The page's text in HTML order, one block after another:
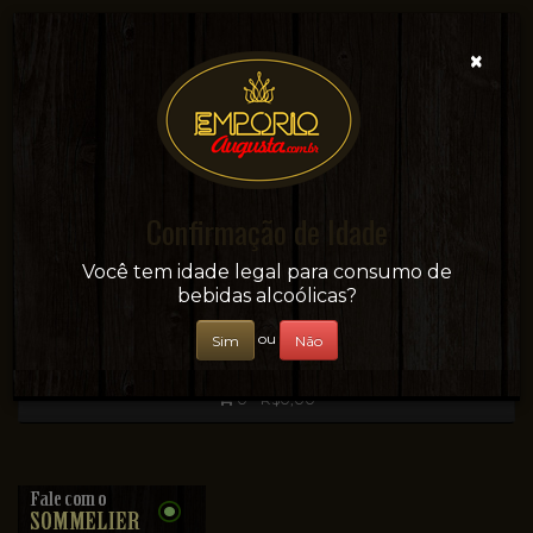
Sua conveniência e adega on-line!
0 - R$0,00
×
Confirmação de Idade
Você tem idade legal para consumo de
bebidas alcoólicas?
Sim ou Não